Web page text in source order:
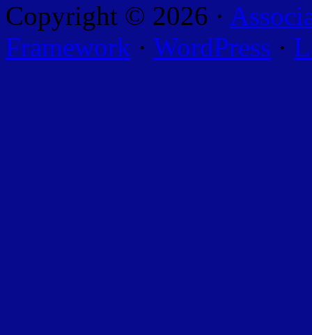
Copyright © 2026 ·
Framework · WordPress ·